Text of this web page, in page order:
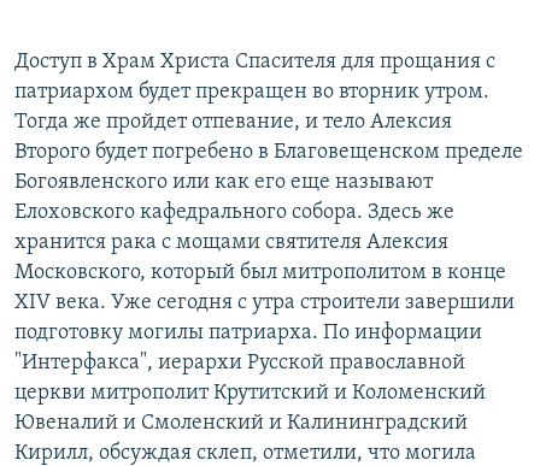
Доступ в Храм Христа Спасителя для прощания с
патриархом будет прекращен во вторник утром.
Тогда же пройдет отпевание, и тело Алексия
Второго будет погребено в Благовещенском пределе
Богоявленского или как его еще называют
Елоховского кафедрального собора. Здесь же
хранится рака с мощами святителя Алексия
Московского, который был митрополитом в конце
XIV века. Уже сегодня с утра строители завершили
подготовку могилы патриарха. По информации
"Интерфакса", иерархи Русской православной
церкви митрополит Крутитский и Коломенский
Ювеналий и Смоленский и Калининградский
Кирилл, обсуждая склеп, отметили, что могила